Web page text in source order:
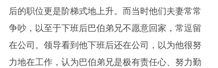
后的职位更是阶梯式地上升。而当时他们夫妻常常
争吵，以至于下班后巴伯弟兄不愿意回家，常逗留
在公司。领导看到他下班后还在公司，以为他很努
力地在工作，认为巴伯弟兄是极有责任心、努力勤